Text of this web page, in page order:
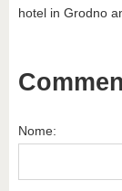
hotel in Grodno
Nome: